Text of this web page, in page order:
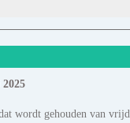
wordt gehouden van